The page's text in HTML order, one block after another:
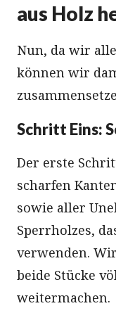
aus Holz
Nun, da wir
können wir
Schritt Eins:
Der erste
scharfen
sowie aller
Sperrholzes,
verwenden.
beide Stücke
weitermachen.